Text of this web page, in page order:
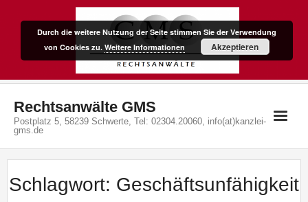
Rechtsanwälte GMS
Postplatz 5, 58239 Schwerte, Tel: 02304.20060, info(at)kanzlei-
gms.de
Schlagwort: Geschäftsunfähigkeit
Durch die weitere Nutzung der Seite stimmen Sie der Verwendung
von Cookies zu. Weitere Informationen Akzeptieren